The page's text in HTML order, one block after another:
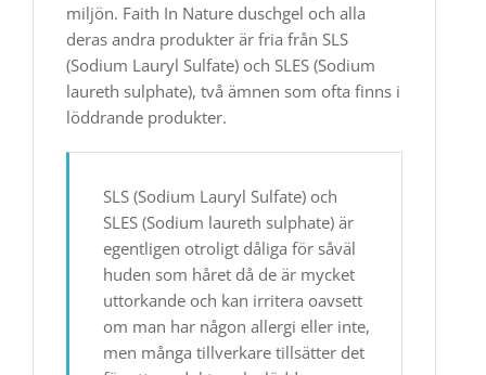
miljön. Faith In Nature duschgel​ och alla
deras andra produkter är fria från SLS
(Sodium Lauryl Sulfate) och SLES (Sodium
laureth sulphate), två ämnen som ofta finns i
löddrande produkter.
SLS (Sodium Lauryl Sulfate) och
SLES (Sodium laureth sulphate) är
egentligen otroligt dåliga för såväl
huden som håret då de är mycket
uttorkande och kan irritera oavsett
om man har någon allergi eller inte,
men många tillverkare tillsätter det